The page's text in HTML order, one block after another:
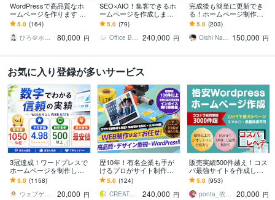
WordPressで高品質なホ
ームページを作ります シ
ンプル/SEO/ホームペー
ジ/おしゃれ/スタイリッシ
ュ
5.0 (164)
ひろ＠ホームページ制作
80,000 円
SEO×AIO！集客できるホ
ームページを作成します
★ 初心者歓迎！オリジナ
ルデザイン！簡単更新！
オシャレなＨＰ
5.0 (79)
Office Bouquetgarni 240,000 円
完成後も簡単に更新でき
る！ホームページ制作し
ます 修正無制限！HP完成
後も安心して相談できま
す
5.0 (203)
Oishi Naoto 150,000 円
お気に入り登録が多いサービス
3冠達成！ワードプレスで
ホームページを制作しま
す WEB制作＆デザイン部
門1位（販売数・評価数・
お気に入り数）
5.0 (1158)
ウェブゲート
20,000 円
歴10年！有名企業も手が
けるプロがサイト制作し
ます 初心者でも安心★ヒ
アリング重視・要望に沿
って柔軟に対応可能
5.0 (124)
CREATORSZERO
240,000 円
販売実績500件越え！コス
パ最強サイトを作成しま
す 起業、副業、ブログ！
WPで更新楽々！オリジナ
ルデザイン可能
5.0 (953)
ponta_依頼多数のため返信遅れます
20,000 円